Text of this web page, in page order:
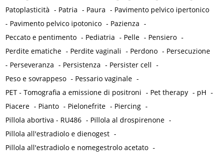
Patoplasticità - Patria - Paura - Pavimento pelvico ipertonico
- Pavimento pelvico ipotonico - Pazienza -
Peccato e pentimento - Pediatria - Pelle - Pensiero -
Perdite ematiche - Perdite vaginali - Perdono - Persecuzione
- Perseveranza - Persistenza - Persister cell -
Peso e sovrappeso - Pessario vaginale -
PET - Tomografia a emissione di positroni - Pet therapy - pH -
Piacere - Pianto - Pielonefrite - Piercing -
Pillola abortiva - RU486 - Pillola al drospirenone -
Pillola all'estradiolo e dienogest -
Pillola all'estradiolo e nomegestrolo acetato -